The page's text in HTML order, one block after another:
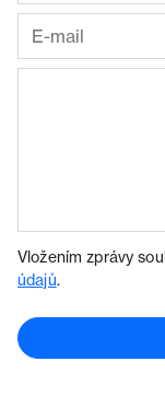
Vložením zprávy
údajů.